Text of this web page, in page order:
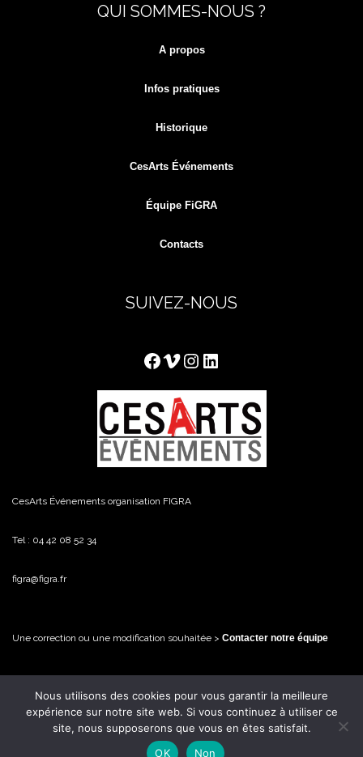
QUI SOMMES-NOUS ?
A propos
Infos pratiques
Historique
CesArts Événements
Équipe FiGRA
Contacts
SUIVEZ-NOUS
Facebook
Vimeo
Instagram
LinkedIn
CesArts Événements organisation FIGRA
Tel : 04 42 08 52 34
figra@figra.fr
Une correction ou une modification souhaitée > Contacter notre équipe
© FiGRA / CesArts Événements - 2026 Tous droits réservés
Nous utilisons des cookies pour vous garantir la meilleure
expérience sur notre site web. Si vous continuez à utiliser ce
site, nous supposerons que vous en êtes satisfait.
OK
Non